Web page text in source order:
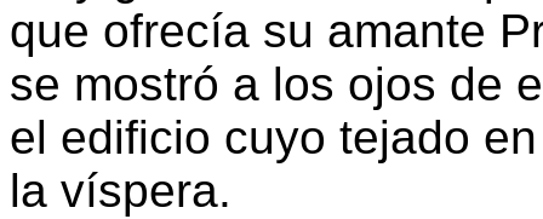
que ofrecía su amante
se mostró a los ojos de
el edificio cuyo tejado
la víspera.